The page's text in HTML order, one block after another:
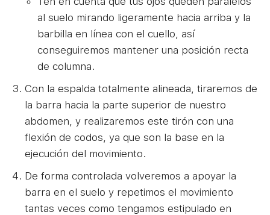
al suelo mirando ligeramente hacia arriba y la
barbilla en línea con el cuello, así
conseguiremos mantener una posición recta
de columna.
Con la espalda totalmente alineada, tiraremos de
la barra hacia la parte superior de nuestro
abdomen, y realizaremos este tirón con una
flexión de codos, ya que son la base en la
ejecución del movimiento.
De forma controlada volveremos a apoyar la
barra en el suelo y repetimos el movimiento
tantas veces como tengamos estipulado en